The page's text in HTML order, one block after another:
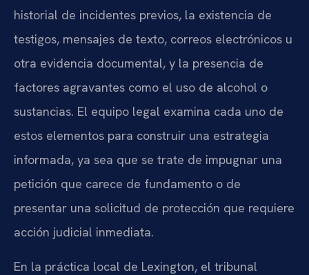
historial de incidentes previos, la existencia de
testigos, mensajes de texto, correos electrónicos u
otra evidencia documental, y la presencia de
factores agravantes como el uso de alcohol o
sustancias. El equipo legal examina cada uno de
estos elementos para construir una estrategia
informada, ya sea que se trate de impugnar una
petición que carece de fundamento o de
presentar una solicitud de protección que requiere
acción judicial inmediata.
En la práctica local de Lexington, el tribunal